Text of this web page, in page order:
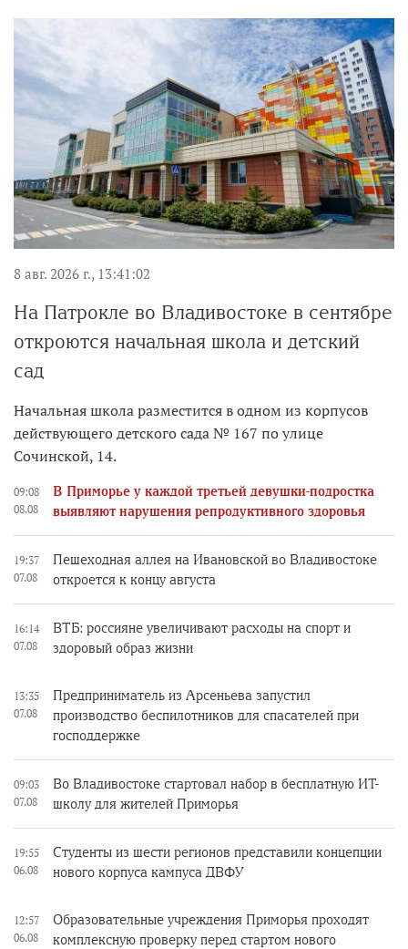
8 авг. 2026 г., 13:41:02
На Патрокле во Владивостоке в сентябре
откроются начальная школа и детский
сад
Начальная школа разместится в одном из корпусов
действующего детского сада № 167 по улице
Сочинской, 14.
09:08
08.08
В Приморье у каждой третьей девушки-подростка
выявляют нарушения репродуктивного здоровья
19:37
07.08
Пешеходная аллея на Ивановской во Владивостоке
откроется к концу августа
16:14
07.08
ВТБ: россияне увеличивают расходы на спорт и
здоровый образ жизни
13:35
07.08
Предприниматель из Арсеньева запустил
производство беспилотников для спасателей при
господдержке
09:03
07.08
Во Владивостоке стартовал набор в бесплатную ИТ-
школу для жителей Приморья
19:55
06.08
Студенты из шести регионов представили концепции
нового корпуса кампуса ДВФУ
12:57
06.08
Образовательные учреждения Приморья проходят
комплексную проверку перед стартом нового